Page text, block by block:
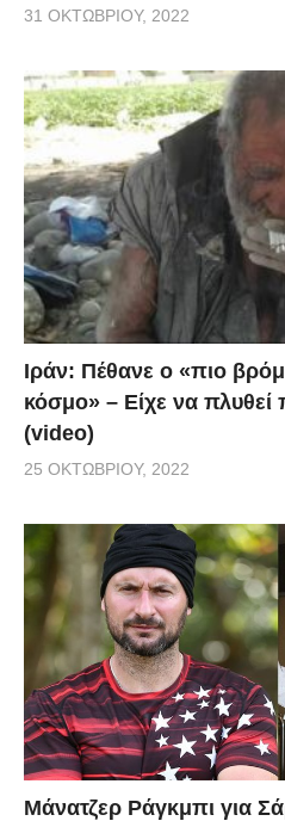
31 ΟΚΤΩΒΡΊΟΥ, 2022
Ιράν: Πέθανε ο «πιο
κόσμο» – Είχε να
(video)
25 ΟΚΤΩΒΡΊΟΥ, 2022
Μάνατζερ Ράγκμπι για